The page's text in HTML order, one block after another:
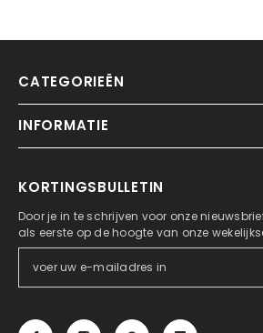
CATEGORIEËN
INFORMATIE
KORTINGSBULLETIN
Door je in te schrijven voor onze
als eerste op de hoogte van onze